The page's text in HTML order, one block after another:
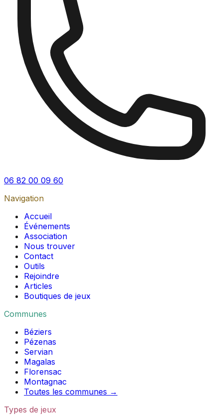
06 82 00 09 60
Navigation
Accueil
Événements
Association
Nous trouver
Contact
Outils
Rejoindre
Articles
Boutiques de jeux
Communes
Béziers
Pézenas
Servian
Magalas
Florensac
Montagnac
Toutes les communes →
Types de jeux